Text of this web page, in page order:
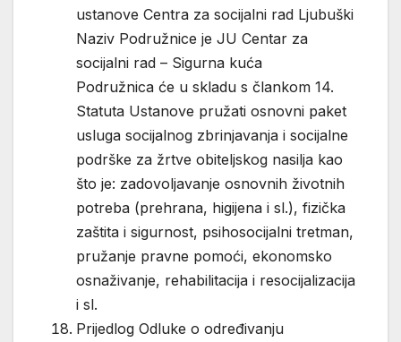
ustanove Centra za socijalni rad Ljubuški
Naziv Podružnice je JU Centar za
socijalni rad – Sigurna kuća
Podružnica će u skladu s člankom 14.
Statuta Ustanove pružati osnovni paket
usluga socijalnog zbrinjavanja i socijalne
podrške za žrtve obiteljskog nasilja kao
što je: zadovoljavanje osnovnih životnih
potreba (prehrana, higijena i sl.), fizička
zaštita i sigurnost, psihosocijalni tretman,
pružanje pravne pomoći, ekonomsko
osnaživanje, rehabilitacija i resocijalizacija
i sl.
Prijedlog Odluke o određivanju